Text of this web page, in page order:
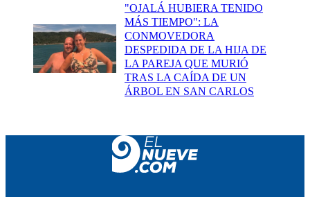
"OJALÁ HUBIERA TENIDO
MÁS TIEMPO": LA
CONMOVEDORA
DESPEDIDA DE LA HIJA DE
LA PAREJA QUE MURIÓ
TRAS LA CAÍDA DE UN
ÁRBOL EN SAN CARLOS